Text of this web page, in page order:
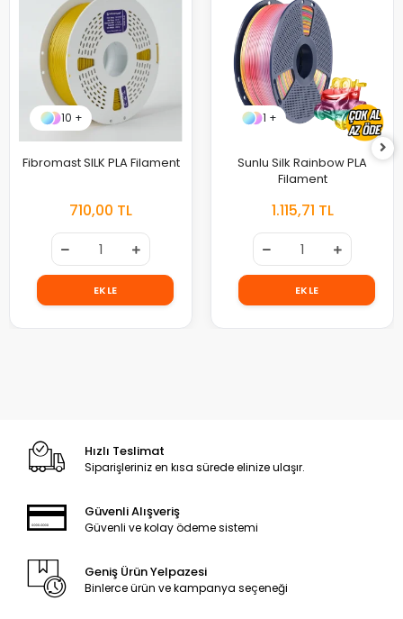
10 +
Fibromast SILK PLA Filament
710,00 TL
EKLE
1 +
Sunlu Silk Rainbow PLA
Filament
1.115,71 TL
EKLE
Hızlı Teslimat
Siparişleriniz en kısa sürede elinize ulaşır.
Güvenli Alışveriş
Güvenli ve kolay ödeme sistemi
Geniş Ürün Yelpazesi
Binlerce ürün ve kampanya seçeneği